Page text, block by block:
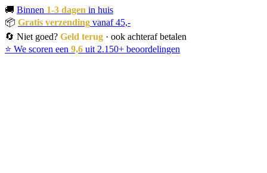
🚚 Binnen 1-3 dagen in huis
📦 Gratis verzending vanaf 45,-
🔄 Niet goed? Geld terug · ook achteraf betalen
⭐ We scoren een 9,6 uit 2.150+ beoordelingen